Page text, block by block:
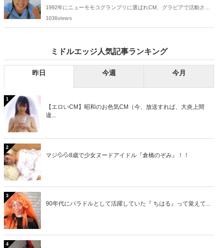
1992年にニューモモコグランプリに選ばれCM、グラビアで活動され
ていた古川恵実子さん。2010年3月頃まではラジオDJを担当されてい
1036views
ミドルエッジ人気記事ランキング
昨日 今週 今月
1
【エロいCM】昭和のお色気CM（今、放送すれば、大炎上間
違...
2
マジ💦💦8歳で少女ヌードアイドル『倉橋のぞみ』！！
3
90年代にバラドルとして活躍していた『 ちはる』って覚えて...
4